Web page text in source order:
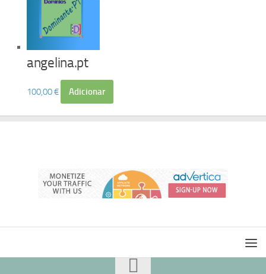
angelina.pt
100,00€ Adicionar